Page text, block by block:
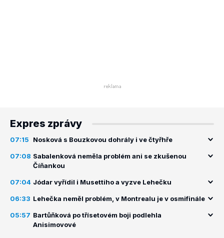
Expres zprávy
07:15 Nosková s Bouzkovou dohrály i ve čtyřhře
07:08 Sabalenková neměla problém ani se zkušenou
Číňankou
07:04 Jódar vyřídil i Musettiho a vyzve Lehečku
06:33 Lehečka neměl problém, v Montrealu je v osmifinále
05:57 Bartůňková po třísetovém boji podlehla
Anisimovové